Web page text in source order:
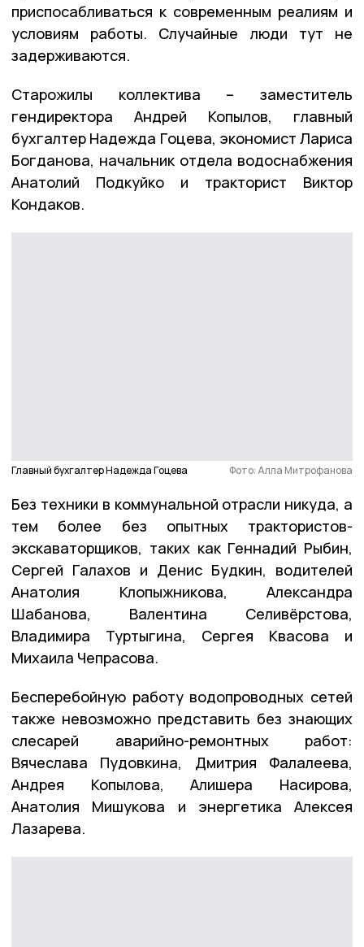
приспосабливаться к современным реалиям и
условиям работы. Случайные люди тут не
задерживаются.
Старожилы коллектива – заместитель
гендиректора Андрей Копылов, главный
бухгалтер Надежда Гоцева, экономист Лариса
Богданова, начальник отдела водоснабжения
Анатолий Подкуйко и тракторист Виктор
Кондаков.
Главный бухгалтер Надежда Гоцева Фото: Алла Митрофанова
Без техники в коммунальной отрасли никуда, а
тем более без опытных трактористов-
экскаваторщиков, таких как Геннадий Рыбин,
Сергей Галахов и Денис Будкин, водителей
Анатолия Клопыжникова, Александра
Шабанова, Валентина Селивёрстова,
Владимира Туртыгина, Сергея Квасова и
Михаила Чепрасова.
Бесперебойную работу водопроводных сетей
также невозможно представить без знающих
слесарей аварийно-ремонтных работ:
Вячеслава Пудовкина, Дмитрия Фалалеева,
Андрея Копылова, Алишера Насирова,
Анатолия Мишукова и энергетика Алексея
Лазарева.